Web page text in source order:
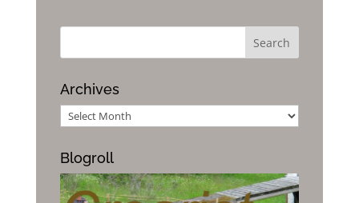
Archives
Archives
Blogroll